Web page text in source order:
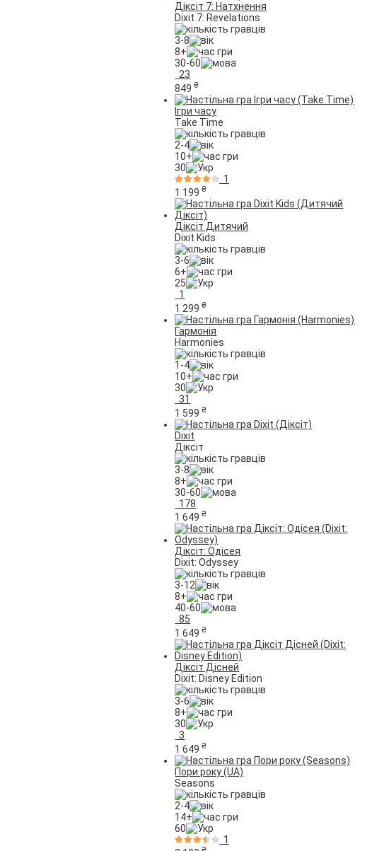
Діксіт 7: Натхнення
Dixit 7: Revelations
3-8
8+
30-60
23
849₴
Ігри часу
Take Time
2-4
10+
30
1
1 199₴
Діксіт Дитячий
Dixit Kids
3-6
6+
25
1
1 299₴
Гармонія
Harmonies
1-4
10+
30
31
1 599₴
Dixit
Діксіт
3-8
8+
30-60
178
1 649₴
Діксіт: Одісея
Dixit: Odyssey
3-12
8+
40-60
85
1 649₴
Діксіт Дісней
Dixit: Disney Edition
3-6
8+
30
3
1 649₴
Пори року (UA)
Seasons
2-4
14+
60
1